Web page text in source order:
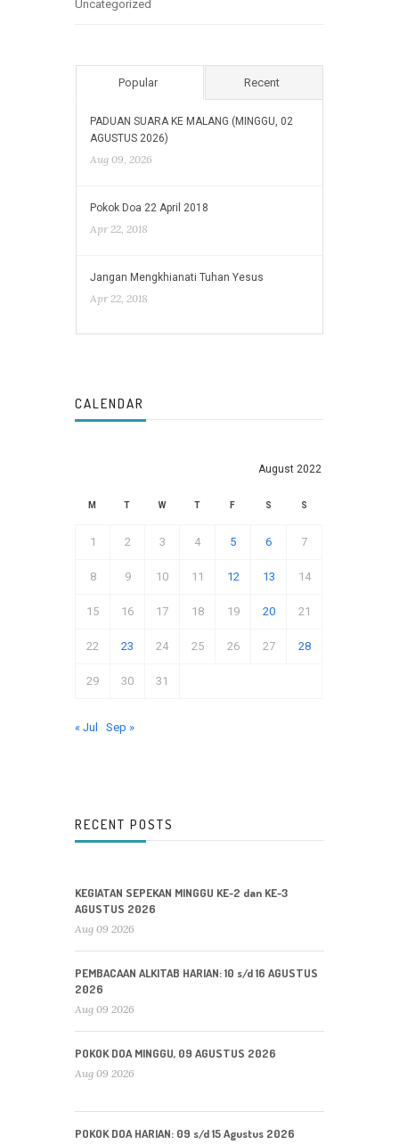
Uncategorized
Popular Recent
PADUAN SUARA KE MALANG (MINGGU, 02
AGUSTUS 2026)
Aug 09, 2026
Pokok Doa 22 April 2018
Apr 22, 2018
Jangan Mengkhianati Tuhan Yesus
Apr 22, 2018
CALENDAR
August 2022
M T W T F S S
1 2 3 4 5 6 7
8 9 10 11 12 13 14
15 16 17 18 19 20 21
22 23 24 25 26 27 28
29 30 31
« Jul Sep »
RECENT POSTS
KEGIATAN SEPEKAN MINGGU KE-2 dan KE-3
AGUSTUS 2026
Aug 09 2026
PEMBACAAN ALKITAB HARIAN: 10 s/d 16 AGUSTUS
2026
Aug 09 2026
POKOK DOA MINGGU, 09 AGUSTUS 2026
Aug 09 2026
POKOK DOA HARIAN: 09 s/d 15 Agustus 2026